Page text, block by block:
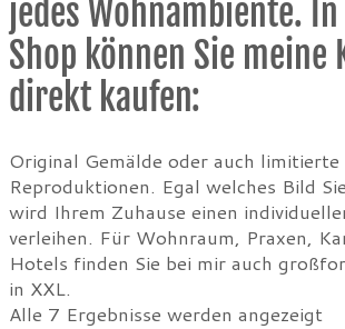
jedes Wohnambiente.
Shop können Sie meine
direkt kaufen:
Original Gemälde oder auch limitierte
Reproduktionen. Egal welches Bild
wird Ihrem Zuhause einen
verleihen. Für Wohnraum, Praxen,
Hotels finden Sie bei mir auch
in XXL.
Alle 7 Ergebnisse werden angezeigt